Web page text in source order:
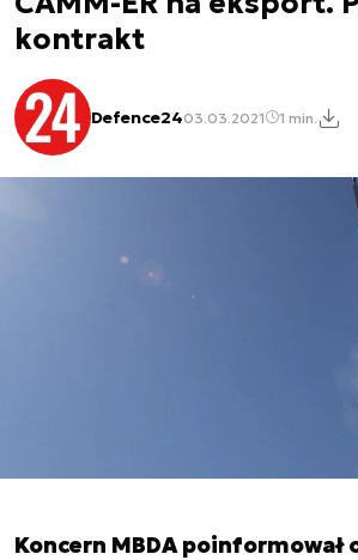
kontrakt
Defence2403.03.2021 1 min.
Koncern MBDA poinformował